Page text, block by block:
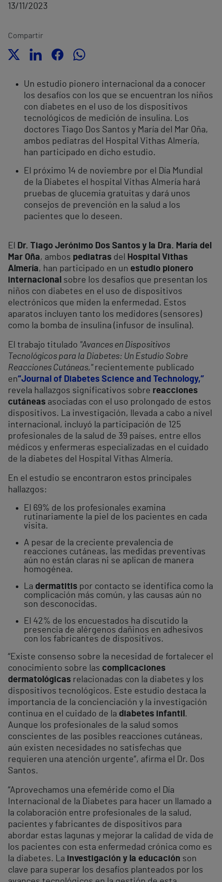
13/11/2023
Compartir
Un estudio pionero internacional da a conocer
los desafíos con los que se encuentran los niños
con diabetes en el uso de los dispositivos
tecnológicos de medición de insulina. Los
doctores Tiago Dos Santos y María del Mar Oña,
ambos pediatras del Hospital Vithas Almería,
han participado en dicho estudio.
El próximo 14 de noviembre por el Día Mundial
de la Diabetes el hospital Vithas Almería hará
pruebas de glucemia gratuitas y dará unos
consejos de prevención en la salud a los
pacientes que lo deseen.
El
Dr. Tiago Jerónimo Dos Santos y la Dra. María del
Mar Oña, ambos pediatras del Hospital Vithas
Almería, han participado en un estudio pionero
internacional sobre los desafíos que presentan los
niños con diabetes en el uso de dispositivos
electrónicos que miden la enfermedad. Estos
aparatos incluyen tanto los medidores (sensores)
como la bomba de insulina (infusor de insulina).
El trabajo titulado "Avances en Dispositivos
Tecnológicos para la Diabetes: Un Estudio Sobre
Reacciones Cutáneas," recientemente publicado
en“Journal of Diabetes Science and Technology,”
revela hallazgos significativos sobre reacciones
cutáneas asociadas con el uso prolongado de estos
dispositivos. La investigación, llevada a cabo a nivel
internacional, incluyó la participación de 125
profesionales de la salud de 39 países, entre ellos
médicos y enfermeras especializadas en el cuidado
de la diabetes del Hospital Vithas Almería.
En el estudio se encontraron estos principales
hallazgos:
El 69% de los profesionales examina
rutinariamente la piel de los pacientes en cada
visita.
A pesar de la creciente prevalencia de
reacciones cutáneas, las medidas preventivas
aún no están claras ni se aplican de manera
homogénea.
La dermatitis por contacto se identifica como la
complicación más común, y las causas aún no
son desconocidas.
El 42% de los encuestados ha discutido la
presencia de alérgenos dañinos en adhesivos
con los fabricantes de dispositivos.
“Existe consenso sobre la necesidad de fortalecer el
conocimiento sobre las complicaciones
dermatológicas relacionadas con la diabetes y los
dispositivos tecnológicos. Este estudio destaca la
importancia de la concienciación y la investigación
continua en el cuidado de la diabetes infantil .
Aunque los profesionales de la salud somos
conscientes de las posibles reacciones cutáneas,
aún existen necesidades no satisfechas que
requieren una atención urgente”, afirma el Dr. Dos
Santos.
“Aprovechamos una efeméride como el Día
Internacional de la Diabetes para hacer un llamado a
la colaboración entre profesionales de la salud,
pacientes y fabricantes de dispositivos para
abordar estas lagunas y mejorar la calidad de vida de
los pacientes con esta enfermedad crónica como es
la diabetes. La
investigación y la educación son
clave para superar los desafíos planteados por los